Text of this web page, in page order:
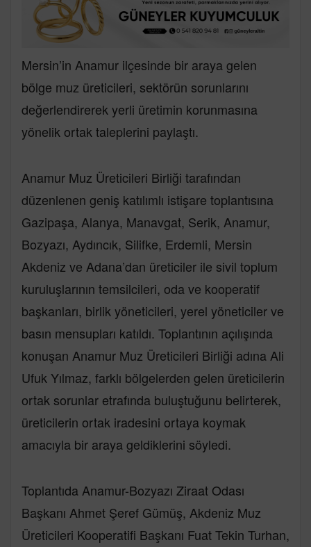
Mersin’in Anamur ilçesinde bir araya gelen
bölge muz üreticileri, sektörün sorunlarını
değerlendirerek yerli üretimin korunmasına
yönelik ortak taleplerini paylaştı.
Anamur Muz Üreticileri Birliği tarafından
düzenlenen geniş katılımlı istişare toplantısına
Gazipaşa, Alanya, Manavgat, Serik, Anamur,
Bozyazı, Aydıncık, Silifke, Erdemli, Mersin
Akdeniz ve Adana’dan üreticiler ile sivil toplum
kuruluşlarının temsilcileri, oda ve kooperatif
başkanları, birlik yöneticileri, yerel yöneticiler ve
basın mensupları katıldı. Toplantının açılışında
konuşan Anamur Muz Üreticileri Birliği adına Ali
Ufuk Yılmaz, farklı bölgelerden gelen üreticilerin
ortak sorunlar etrafında buluştuğunu belirterek,
üreticilerin ortak iradesini ortaya koymak
amacıyla bir araya geldiklerini söyledi.
Toplantıda Anamur-Bozyazı Ziraat Odası
Başkanı Ahmet Şeref Gümüş, Akdeniz Muz
Üreticileri Kooperatifi Başkanı Fuat Tekin Turhan,